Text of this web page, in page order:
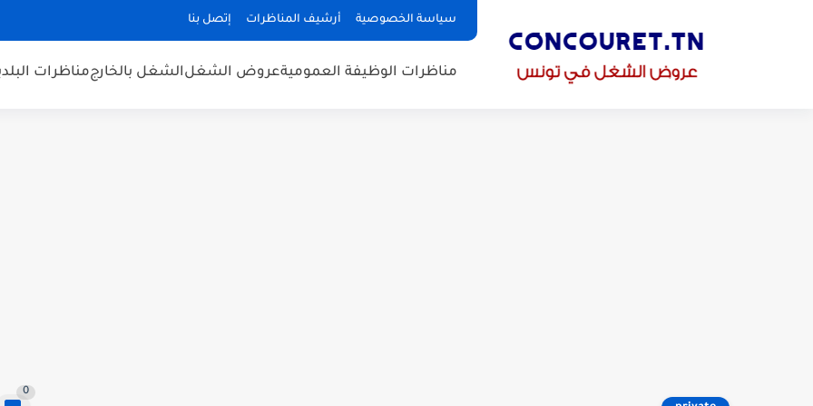
سياسة الخصوصية أرشيف المناظرات إتصل بنا
مناظرات الوظيفة العموميةعروض الشغلالشغل بالخارجمناظرات
0